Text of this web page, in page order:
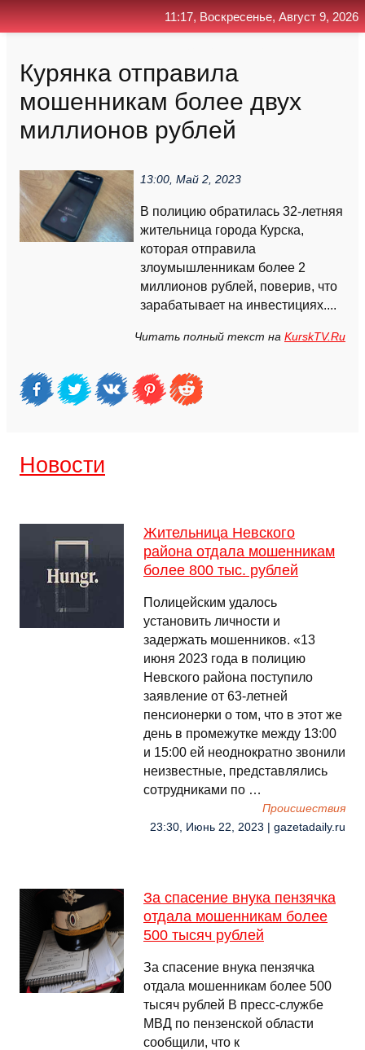
Курянка отправила
мошенникам более двух
миллионов рублей
13:00, Май 2, 2023
В полицию обратилась 32-летняя
жительница города Курска,
которая отправила
злоумышленникам более 2
миллионов рублей, поверив, что
зарабатывает на инвестициях....
Читать полный текст на KurskTV.Ru
Новости
Жительница Невского
района отдала мошенникам
более 800 тыс. рублей
Полицейским удалось
установить личности и
задержать мошенников. «13
июня 2023 года в полицию
Невского района поступило
заявление от 63-летней
пенсионерки о том, что в этот же
день в промежутке между 13:00
и 15:00 ей неоднократно звонили
неизвестные, представлялись
сотрудниками по …
Происшествия
23:30, Июнь 22, 2023 | gazetadaily.ru
За спасение внука пензячка
отдала мошенникам более
500 тысяч рублей
За спасение внука пензячка
отдала мошенникам более 500
тысяч рублей В пресс-службе
МВД по пензенской области
сообщили, что к
11:17, Воскресенье, Август 9, 2026